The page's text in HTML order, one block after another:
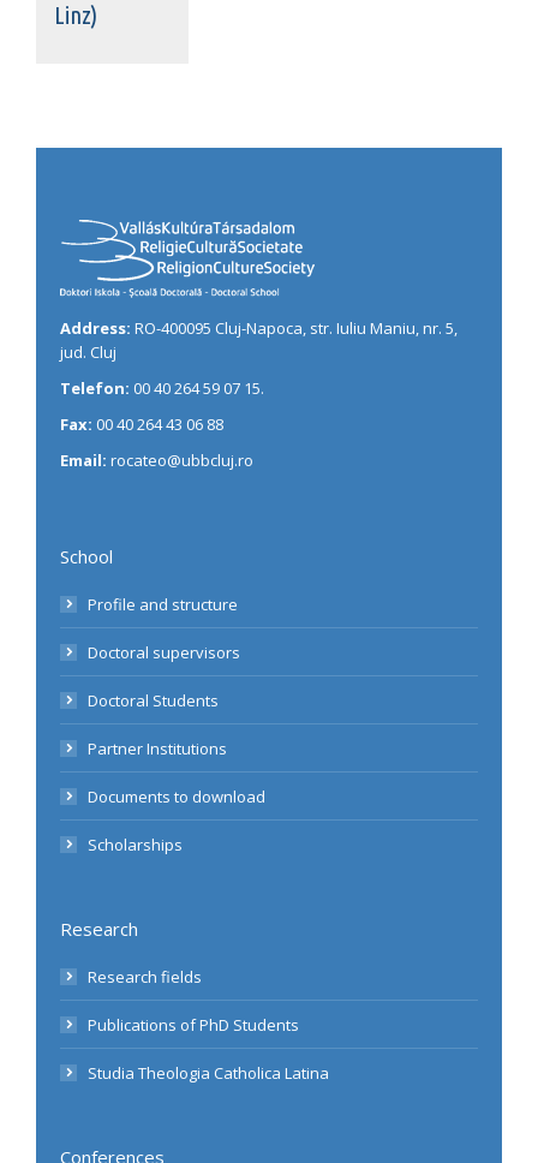
Linz)
Address: RO-400095 Cluj-Napoca, str. Iuliu Maniu, nr. 5,
jud. Cluj
Telefon: 00 40 264 59 07 15.
Fax: 00 40 264 43 06 88
Email: rocateo@ubbcluj.ro
School
Profile and structure
Doctoral supervisors
Doctoral Students
Partner Institutions
Documents to download
Scholarships
Research
Research fields
Publications of PhD Students
Studia Theologia Catholica Latina
Conferences